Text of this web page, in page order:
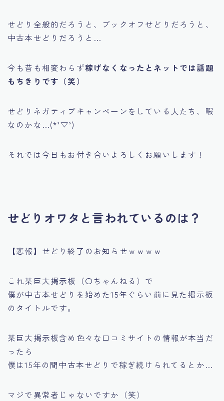
せどり全般的だろうと、ブックオフせどりだろうと、
中古本せどりだろうと…
今も昔も相変わらず稼げなくなったとネットでは話題
もちきりです（笑）
せどりネガティブキャンペーンをしている人たち、暇
なのかな…(*’▽’)
それでは今日もお付き合いよろしくお願いします！
せどりオワタと言われているのは？
【悲報】せどり終了のお知らせｗｗｗｗ
これ某巨大掲示板（〇ちゃんねる）で
僕が中古本せどりを始めた15年ぐらい前に見た掲示板
のタイトルです。
某巨大掲示板含め色々な口コミサイトの情報が本当だ
ったら
僕は15年の間中古本せどりで稼ぎ続けられてるとか…
マジで異常者じゃないですか（笑）